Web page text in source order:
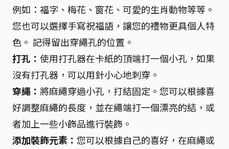
例如：福字、梅花、窗花、可愛的生肖動物等等。
您也可以選擇手寫祝福語，讓您的禮物更具個人特
色。 記得留出穿繩孔的位置。
打孔： 使用打孔器在卡紙的頂端打一個小孔，如果
沒有打孔器，可以用針小心地刺穿。
穿繩： 將麻繩穿過小孔，打結固定。您可以根據喜
好調整麻繩的長度，並在繩端打一個漂亮的結，或
者加上一些小飾品進行裝飾。
添加裝飾元素： 您可以根據自己的喜好，在麻繩或